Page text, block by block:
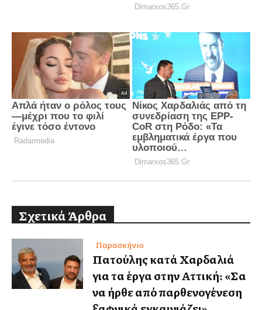
Σχετικά Άρθρα
Παρασκήνιο
Πατούλης κατά Χαρδαλιά
για τα έργα στην Αττική: «Σα
να ήρθε από παρθενογένεση